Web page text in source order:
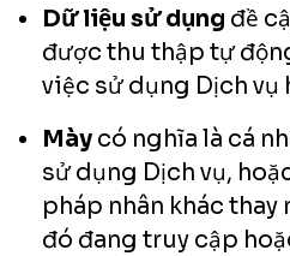
Dữ liệu sử dụng đề
được thu thập tự
việc sử dụng Dịch vụ
Mày có nghĩa là cá
sử dụng Dịch vụ,
pháp nhân khác thay
đó đang truy cập